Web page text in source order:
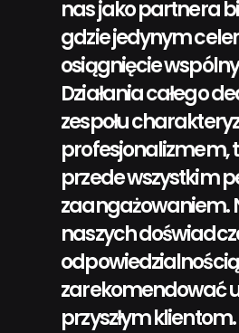
nas jako partnera
gdzie jedynym
osiągnięcie
Działania całego
zespołu
profesjonalizmem,
przede wszystkim
zaangażowaniem.
naszych
zarekomendować
przyszłym klientom.